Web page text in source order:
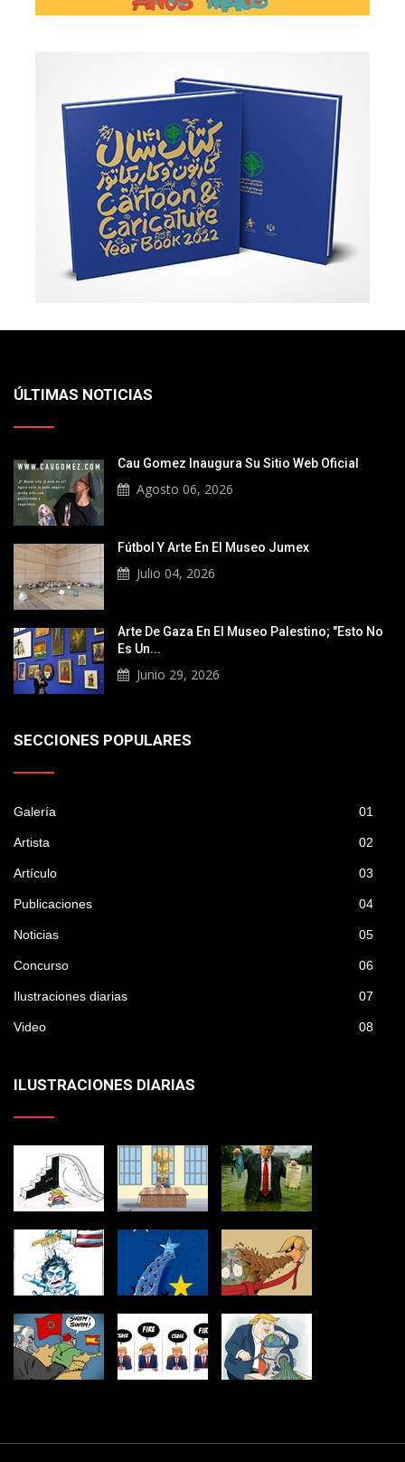
ÚLTIMAS NOTICIAS
Cau Gomez Inaugura Su Sitio Web Oficial
Agosto 06, 2026
Fútbol Y Arte En El Museo Jumex
Julio 04, 2026
Arte De Gaza En El Museo Palestino; "Esto No
Es Un...
Junio 29, 2026
SECCIONES POPULARES
Galería 01
Artista 02
Artículo 03
Publicaciones 04
Noticias 05
Concurso 06
Ilustraciones diarias 07
Video 08
ILUSTRACIONES DIARIAS